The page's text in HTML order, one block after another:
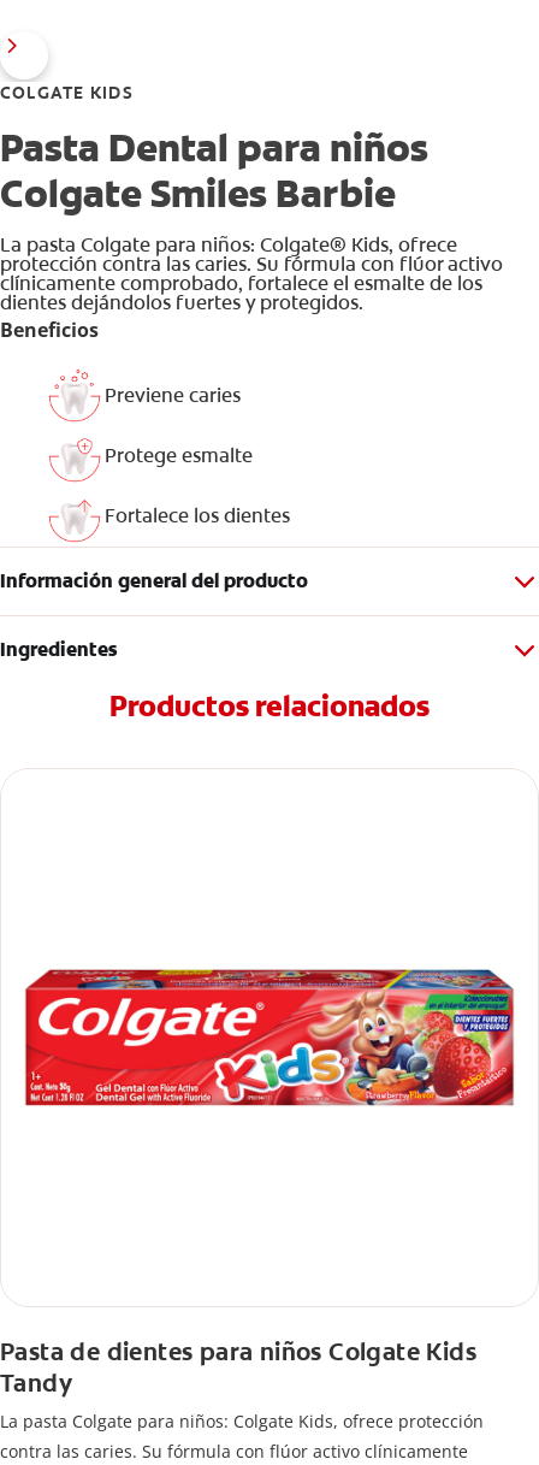
COLGATE KIDS
Pasta Dental para niños
Colgate Smiles Barbie
La pasta Colgate para niños: Colgate® Kids, ofrece
protección contra las caries. Su fórmula con flúor activo
clínicamente comprobado, fortalece el esmalte de los
dientes dejándolos fuertes y protegidos.
Beneficios
Previene caries
Protege esmalte
Fortalece los dientes
Información general del producto
Ingredientes
Productos relacionados
Pasta de dientes para niños Colgate Kids
Tandy
La pasta Colgate para niños: Colgate Kids, ofrece protección
contra las caries. Su fórmula con flúor activo clínicamente